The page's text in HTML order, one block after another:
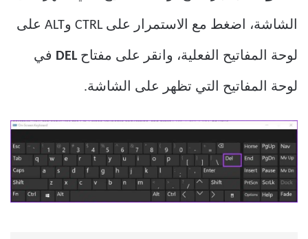
الشاشة، اضغط مع الاستمرار على CTRL وALT على
لوحة المفاتيح الفعلية، وانقر على مفتاحDEL في
لوحة المفاتيح التي تظهر على الشاشة.